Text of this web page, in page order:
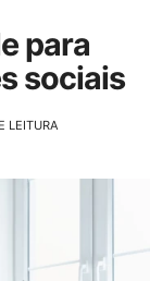
para
sociais
LEITURA